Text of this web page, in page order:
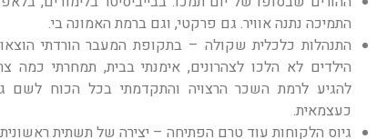
התמיכה נתנה אוויר. גם פרקטי, וגם ברמת האמונה בי.
התנהלות כלכלית שקולה – בתקופת המעבר הורדתי
הילדים לא הלכו לצהרונים, אימנתי בבית, תמחרתי כמה
להגיע לרמת השכר הרצויה והתקדמתי בכל הכוח לשם
כעצמאית.
גיוס הלקוחות עוד טרם הפתיחה – יצירה של תשתית